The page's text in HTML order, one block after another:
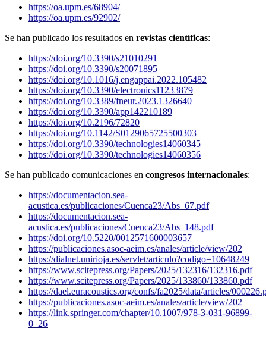
https://oa.upm.es/68904/
https://oa.upm.es/92902/
Se han publicado los resultados en revistas científicas:
https://doi.org/10.3390/s21010291
https://doi.org/10.3390/s20071895
https://doi.org/10.1016/j.engappai.2022.105482
https://doi.org/10.3390/electronics11233879
https://doi.org/10.3389/fneur.2023.1326640
https://doi.org/10.3390/app142210189
https://doi.org/10.2196/72820
https://doi.org/10.1142/S0129065725500303
https://doi.org/10.3390/technologies14060345
https://doi.org/10.3390/technologies14060356
Se han publicado comunicaciones en congresos internacionales:
https://documentacion.sea-
acustica.es/publicaciones/Cuenca23/Abs_67.pdf
https://documentacion.sea-
acustica.es/publicaciones/Cuenca23/Abs_148.pdf
https://doi.org/10.5220/0012571600003657
https://publicaciones.asoc-aeim.es/anales/article/view/202
https://dialnet.unirioja.es/servlet/articulo?codigo=10648249
https://www.scitepress.org/Papers/2025/132316/132316.pdf
https://www.scitepress.org/Papers/2025/133860/133860.pdf
https://dael.euracoustics.org/confs/fa2025/data/articles/
https://publicaciones.asoc-aeim.es/anales/article/view/202
https://link.springer.com/chapter/10.1007/978-3-031-96899-
0_26